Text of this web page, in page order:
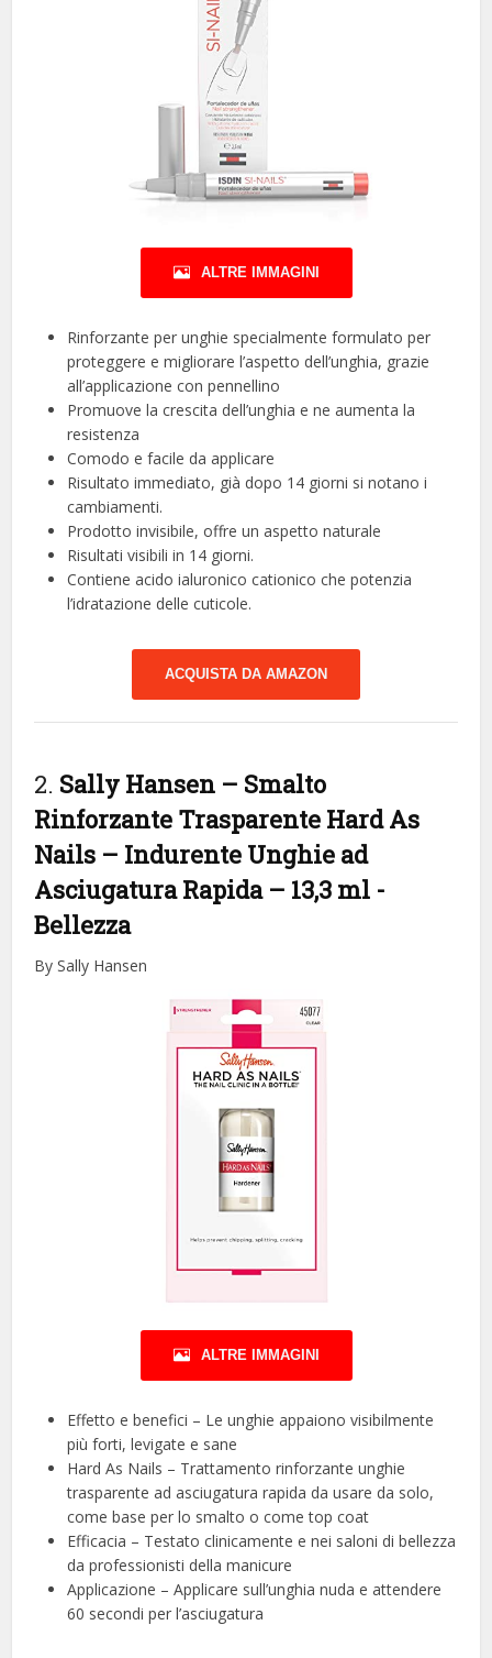
ALTRE IMMAGINI
Rinforzante per unghie specialmente formulato per
proteggere e migliorare l’aspetto dell’unghia, grazie
all’applicazione con pennellino
Promuove la crescita dell’unghia e ne aumenta la
resistenza
Comodo e facile da applicare
Risultato immediato, già dopo 14 giorni si notano i
cambiamenti.
Prodotto invisibile, offre un aspetto naturale
Risultati visibili in 14 giorni.
Contiene acido ialuronico cationico che potenzia
l’idratazione delle cuticole.
ACQUISTA DA AMAZON
2. Sally Hansen – Smalto
Rinforzante Trasparente Hard As
Nails – Indurente Unghie ad
Asciugatura Rapida – 13,3 ml -
Bellezza
By Sally Hansen
ALTRE IMMAGINI
Effetto e benefici – Le unghie appaiono visibilmente
più forti, levigate e sane
Hard As Nails – Trattamento rinforzante unghie
trasparente ad asciugatura rapida da usare da solo,
come base per lo smalto o come top coat
Efficacia – Testato clinicamente e nei saloni di bellezza
da professionisti della manicure
Applicazione – Applicare sull’unghia nuda e attendere
60 secondi per l’asciugatura